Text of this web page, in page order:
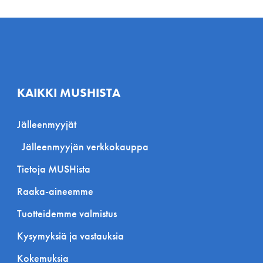
KAIKKI MUSHISTA
Jälleenmyyjät
Jälleenmyyjän verkkokauppa
Tietoja MUSHista
Raaka-aineemme
Tuotteidemme valmistus
Kysymyksiä ja vastauksia
Kokemuksia